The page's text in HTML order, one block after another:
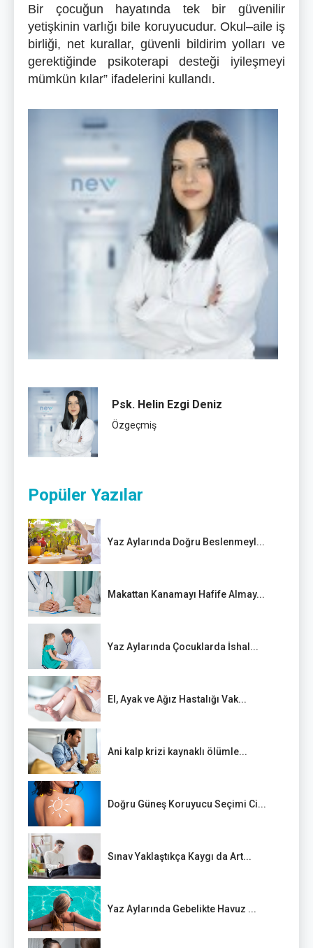
Bir çocuğun hayatında tek bir güvenilir
yetişkinin varlığı bile koruyucudur. Okul–aile iş
birliği, net kurallar, güvenli bildirim yolları ve
gerektiğinde psikoterapi desteği iyileşmeyi
mümkün kılar” ifadelerini kullandı.
Psk. Helin Ezgi Deniz
Özgeçmiş
Popüler Yazılar
Yaz Aylarında Doğru Beslenmeyl...
Makattan Kanamayı Hafife Almay...
Yaz Aylarında Çocuklarda İshal...
El, Ayak ve Ağız Hastalığı Vak...
Ani kalp krizi kaynaklı ölümle...
Doğru Güneş Koruyucu Seçimi Ci...
Sınav Yaklaştıkça Kaygı da Art...
Yaz Aylarında Gebelikte Havuz ...